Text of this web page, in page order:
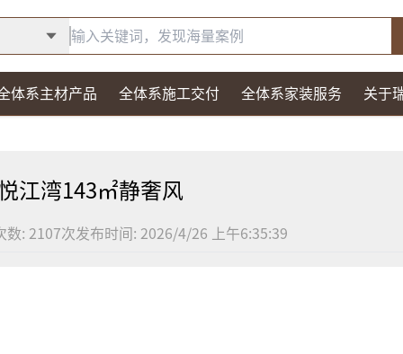
体系主材产品 全体系施工交付 全体系家装服务 关于
江湾143㎡静奢风
数: 2107次发布时间: 2026/4/26 上午6:35:39